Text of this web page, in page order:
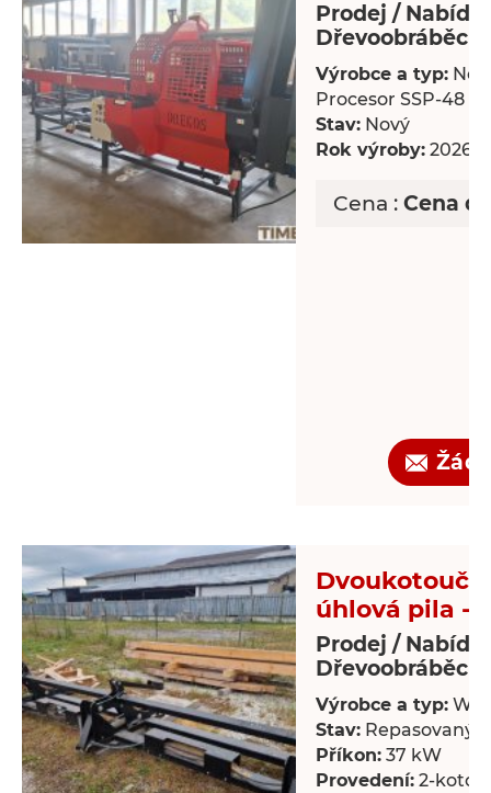
Prodej /
Dřevoobráběcí
Výrobce a typ:
Procesor SSP-48
Stav: Nový
Rok výroby: 2026
Cena : Cena
úhlová pila -
Prodej /
Dřevoobráběcí
Výrobce a typ:
Stav: Repasovaný
Příkon: 37 kW
Provedení: 2-